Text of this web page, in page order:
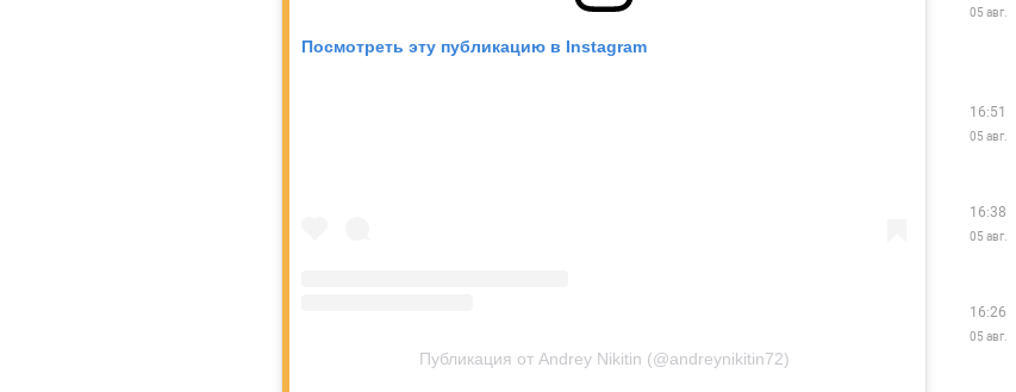
Посмотреть эту публикацию в Instagram
Публикация от Andrey Nikitin (@andreynikitin72)
05 авг.
16:51
05 авг.
16:38
05 авг.
16:26
05 авг.